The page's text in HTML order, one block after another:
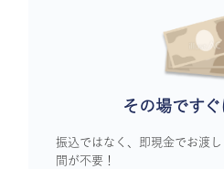
その場ですぐ
振込ではなく、即現金でお渡
間が不要！